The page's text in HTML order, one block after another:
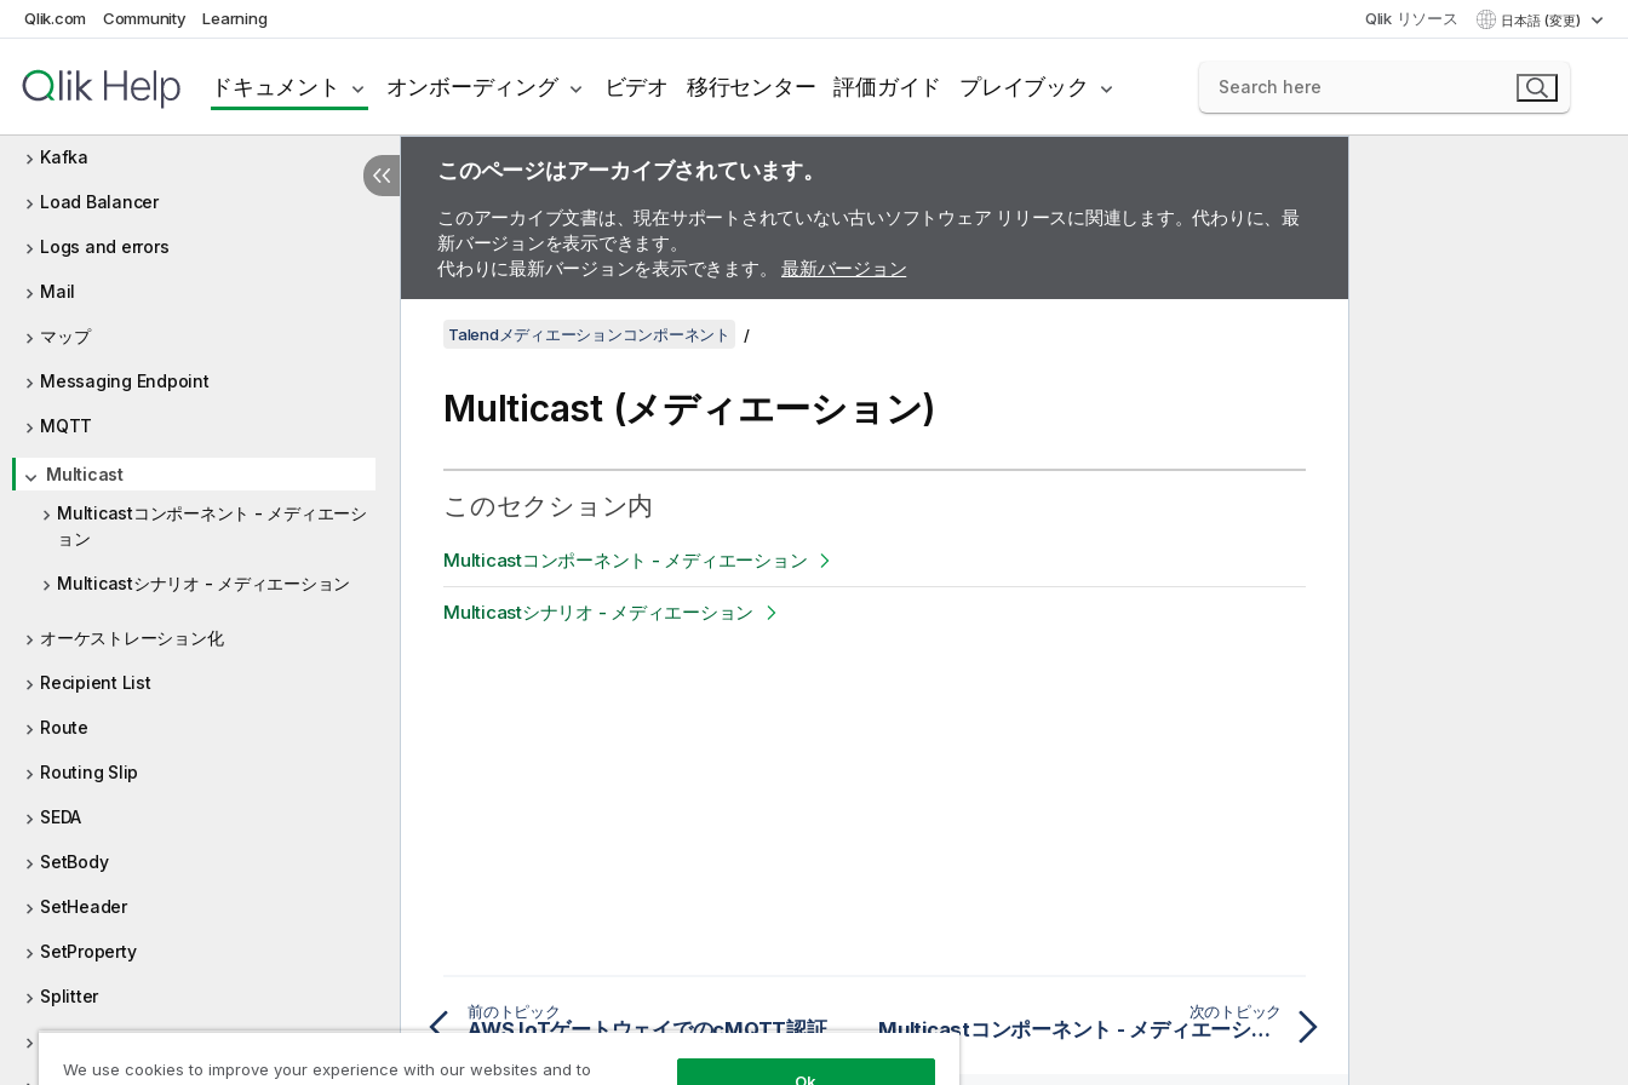
Qlik.com Community Learning Qlik リソース 日本語 (変更)
ドキュメント オンボーディング ビデオ 移行センター 評価ガイド プレイブック
Flatpack
インターネット
Kafka
Load Balancer
Logs and errors
Mail
マップ
Messaging Endpoint
MQTT
Multicast
Multicastコンポーネント - メディエーシ
ョン
Multicastシナリオ - メディエーション
オーケストレーション化
Recipient List
Route
Routing Slip
SEDA
SetBody
SetHeader
SetProperty
Splitter
このページはアーカイブされています。
このアーカイブ文書は、現在サポートされていない古いソフトウェア リリースに関連します。代わりに、最
新バージョンを表示できます。
代わりに最新バージョンを表示できます。 最新バージョン
Talendメディエーションコンポーネント
Multicast (メディエーション)
このセクション内
Multicastコンポーネント - メディエーション
Multicastシナリオ - メディエーション
前のトピック
AWS IoTゲートウェイでのcMQTT認証
次のトピック
Multicastコンポーネント - メディエーション
We use cookies to improve your experience with our websites and to